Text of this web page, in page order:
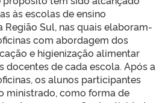
às escolas de ensino
Região Sul, nas quais elaboram-
com abordagem dos
e higienização alimentar
docentes de cada escola. Após a
os alunos participantes
ministrado, como forma de